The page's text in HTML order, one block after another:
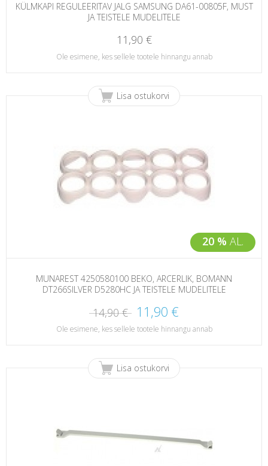
KÜLMKAPI REGULEERITAV JALG SAMSUNG DA61-00805F, MUST
JA TEISTELE MUDELITELE
11,90 €
Ole esimene, kes sellele tootele hinnangu annab
20 % AL.
Lisa ostukorvi
MUNAREST 4250580100 BEKO, ARCERLIK, BOMANN
DT266SILVER D5280HC JA TEISTELE MUDELITELE
14,90 € 11,90 €
Ole esimene, kes sellele tootele hinnangu annab
Lisa ostukorvi